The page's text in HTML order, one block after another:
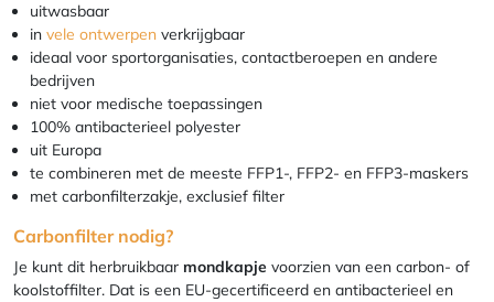
uitwasbaar
in vele ontwerpen verkrijgbaar
ideaal voor sportorganisaties, contactberoepen en andere
bedrijven
niet voor medische toepassingen
100% antibacterieel polyester
uit Europa
te combineren met de meeste FFP1-, FFP2- en FFP3-maskers
met carbonfilterzakje, exclusief filter
Carbonfilter nodig?
Je kunt dit herbruikbaar mondkapje voorzien van een carbon- of
koolstoffilter. Dat is een EU-gecertificeerd en antibacterieel en